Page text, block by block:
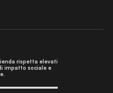
rispetta elevati
impatto sociale e